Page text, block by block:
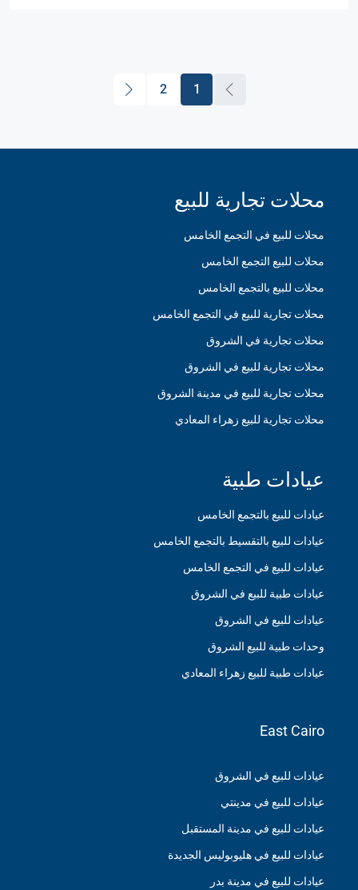
1
2
محلات تجارية للبيع
محلات للبيع في التجمع الخامس
محلات للبيع التجمع الخامس
محلات للبيع بالتجمع الخامس
محلات تجارية للبيع في التجمع الخامس
محلات تجارية في الشروق
محلات تجارية للبيع في الشروق
محلات تجارية للبيع في مدينة الشروق
محلات تجارية للبيع زهراء المعادي
عيادات طبية
عيادات للبيع بالتجمع الخامس
عيادات للبيع بالتقسيط بالتجمع الخامس
عيادات للبيع في التجمع الخامس
عيادات طبية للبيع في الشروق
عيادات للبيع في الشروق
وحدات طبية للبيع الشروق
عيادات طبية للبيع زهراء المعادي
East Cairo
عيادات للبيع في الشروق
عيادات للبيع في مدينتي
عيادات للبيع في مدينة المستقبل
عيادات للبيع في هليوبوليس الجديدة
عيادات للبيع في مدينة بدر